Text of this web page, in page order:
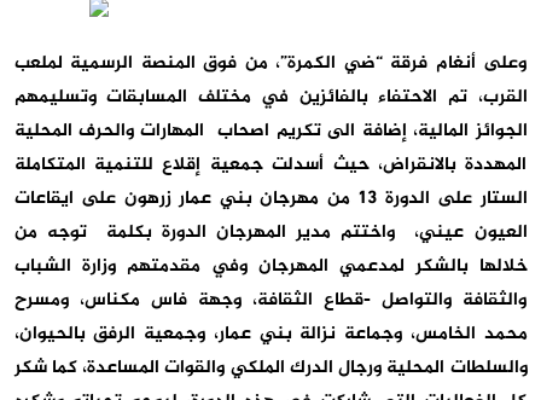
وعلى أنغام فرقة “ضي الكمرة”، من فوق المنصة الرسمية لملعب
القرب، تم الاحتفاء بالفائزين في مختلف المسابقات وتسليمهم
الجوائز المالية، إضافة الى تكريم اصحاب المهارات والحرف المحلية
المهددة بالانقراض، حيث أسدلت جمعية إقلاع للتنمية المتكاملة
الستار على الدورة 13 من مهرجان بني عمار زرهون على ايقاعات
العيون عيني، واختتم مدير المهرجان الدورة بكلمة توجه من
خلالها بالشكر لمدعمي المهرجان وفي مقدمتهم وزارة الشباب
والثقافة والتواصل -قطاع الثقافة، وجهة فاس مكناس، ومسرح
محمد الخامس، وجماعة نزالة بني عمار، وجمعية الرفق بالحيوان،
والسلطات المحلية ورجال الدرك الملكي والقوات المساعدة، كما شكر